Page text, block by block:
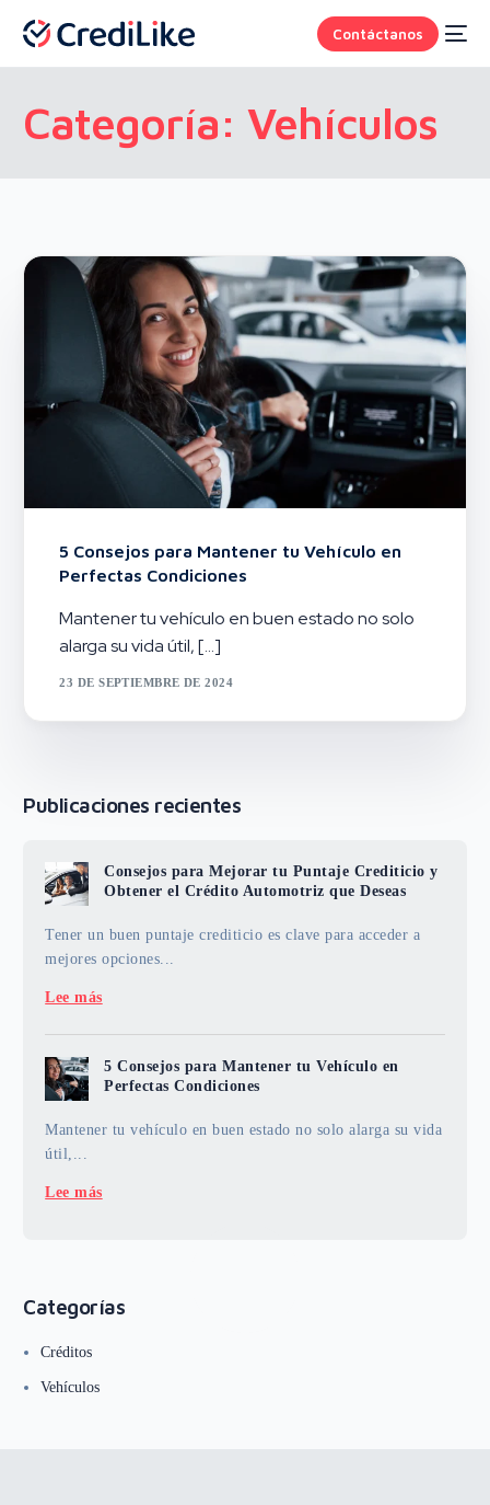
Contáctanos
Categoría:Vehículos
5 Consejos para Mantener tu Vehículo en
Perfectas Condiciones
Mantener tu vehículo en buen estado no solo
alarga su vida útil, […]
23 DE SEPTIEMBRE DE 2024
Publicaciones recientes
Consejos para Mejorar tu Puntaje Crediticio y
Obtener el Crédito Automotriz que Deseas
Tener un buen puntaje crediticio es clave para acceder a
mejores opciones...
Lee más
5 Consejos para Mantener tu Vehículo en
Perfectas Condiciones
Mantener tu vehículo en buen estado no solo alarga su vida
útil,...
Lee más
Categorías
Créditos
Vehículos